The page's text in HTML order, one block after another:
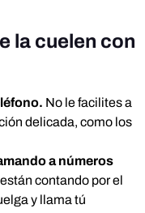
la cuelen con
No le facilites a
delicada, como los
a números
contando por el
y llama tú